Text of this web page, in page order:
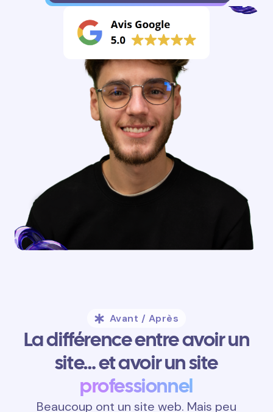
Avant / Après
La différence entre avoir un
site… et avoir un site
professionnel
Beaucoup ont un site web. Mais peu